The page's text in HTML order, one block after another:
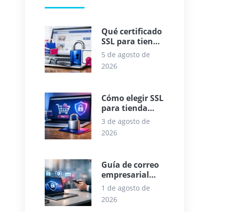
Qué certificado
SSL para tienda
online elegir
5 de agosto de
2026
Cómo elegir SSL
para tienda
online con
criterio
3 de agosto de
2026
Guía de correo
empresarial
seguro para
empresas
1 de agosto de
2026